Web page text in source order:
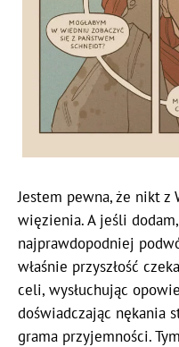
Jestem pewna, że nikt z
więzienia. A jeśli
najprawdopodniej
właśnie przyszłość
celi, wysłuchując
doświadczając nękania
grama przyjemności.